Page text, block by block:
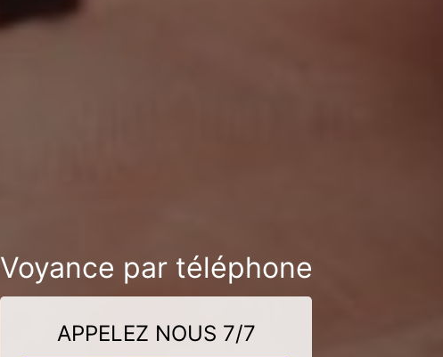
Voyance par téléphone
APPELEZ NOUS 7/7